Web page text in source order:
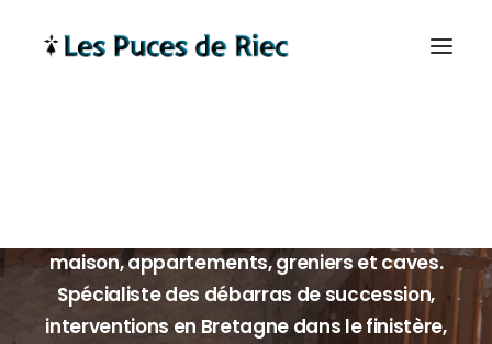
maison, appartements, greniers et caves.
Spécialiste des débarras de succession,
interventions en Bretagne dans le finistère,